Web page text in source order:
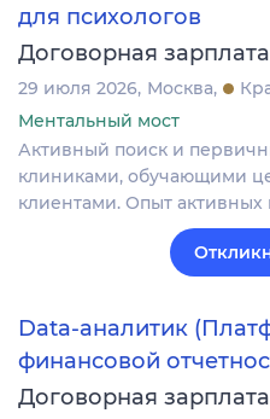
для психологов
Договорная зарплата
29 июля 2026 Москва
Ментальный мост
Активный поиск и
клиниками, обучающими
клиентами. Опыт активных
Data-аналитик
финансовой
Договорная зарплата